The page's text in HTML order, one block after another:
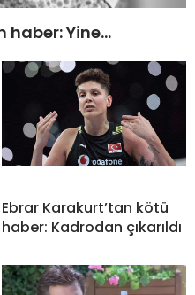
haber: Yine…
Ebrar Karakurt’tan kötü
haber: Kadrodan çıkarıldı